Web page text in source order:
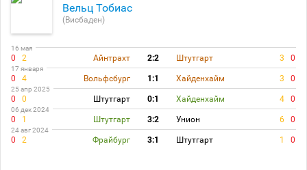
Вельц Тобиас
(Висбаден)
16 мая
0 2 Айнтрахт 2:2 Штутгарт 3 0
17 января
0 4 Вольфсбург 1:1 Хайденхайм 3 0
25 апр 2025
0 0 Штутгарт 0:1 Хайденхайм 4 0
06 дек 2024
0 1 Штутгарт 3:2 Унион 6 0
24 авг 2024
0 2 Фрайбург 3:1 Штутгарт 1 0